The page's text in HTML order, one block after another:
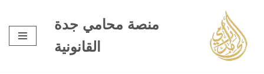
تخطى
إلى
المحتوى
منصة محامي جدة
القانونية